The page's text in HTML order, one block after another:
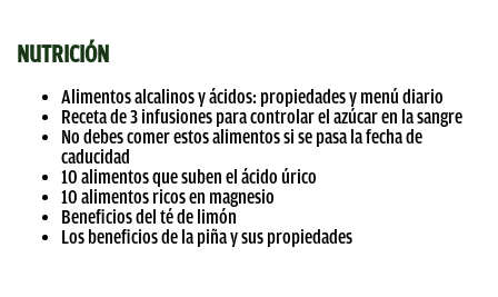
NUTRICIÓN
Alimentos alcalinos y ácidos: propiedades y menú diario
Receta de 3 infusiones para controlar el azúcar en la sangre
No debes comer estos alimentos si se pasa la fecha de
caducidad
10 alimentos que suben el ácido úrico
10 alimentos ricos en magnesio
Beneficios del té de limón
Los beneficios de la piña y sus propiedades